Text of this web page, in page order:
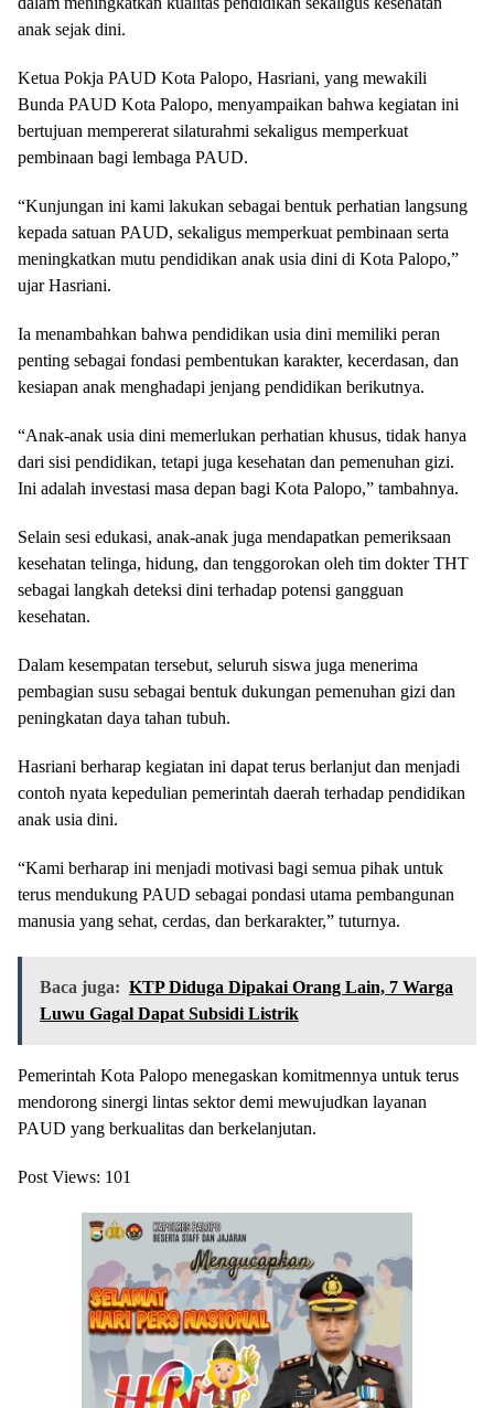
anak sejak dini.
Ketua Pokja PAUD Kota Palopo, Hasriani, yang mewakili
Bunda PAUD Kota Palopo, menyampaikan bahwa kegiatan ini
bertujuan mempererat silaturahmi sekaligus memperkuat
pembinaan bagi lembaga PAUD.
“Kunjungan ini kami lakukan sebagai bentuk perhatian langsung
kepada satuan PAUD, sekaligus memperkuat pembinaan serta
meningkatkan mutu pendidikan anak usia dini di Kota Palopo,”
ujar Hasriani.
Ia menambahkan bahwa pendidikan usia dini memiliki peran
penting sebagai fondasi pembentukan karakter, kecerdasan, dan
kesiapan anak menghadapi jenjang pendidikan berikutnya.
“Anak-anak usia dini memerlukan perhatian khusus, tidak hanya
dari sisi pendidikan, tetapi juga kesehatan dan pemenuhan gizi.
Ini adalah investasi masa depan bagi Kota Palopo,” tambahnya.
Selain sesi edukasi, anak-anak juga mendapatkan pemeriksaan
kesehatan telinga, hidung, dan tenggorokan oleh tim dokter THT
sebagai langkah deteksi dini terhadap potensi gangguan
kesehatan.
Dalam kesempatan tersebut, seluruh siswa juga menerima
pembagian susu sebagai bentuk dukungan pemenuhan gizi dan
peningkatan daya tahan tubuh.
Hasriani berharap kegiatan ini dapat terus berlanjut dan menjadi
contoh nyata kepedulian pemerintah daerah terhadap pendidikan
anak usia dini.
“Kami berharap ini menjadi motivasi bagi semua pihak untuk
terus mendukung PAUD sebagai pondasi utama pembangunan
manusia yang sehat, cerdas, dan berkarakter,” tuturnya.
Baca juga: KTP Diduga Dipakai Orang Lain, 7 Warga
Luwu Gagal Dapat Subsidi Listrik
Pemerintah Kota Palopo menegaskan komitmennya untuk terus
mendorong sinergi lintas sektor demi mewujudkan layanan
PAUD yang berkualitas dan berkelanjutan.
Post Views: 101